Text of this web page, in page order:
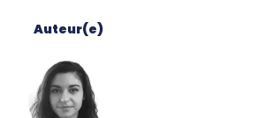
Auteur(e)